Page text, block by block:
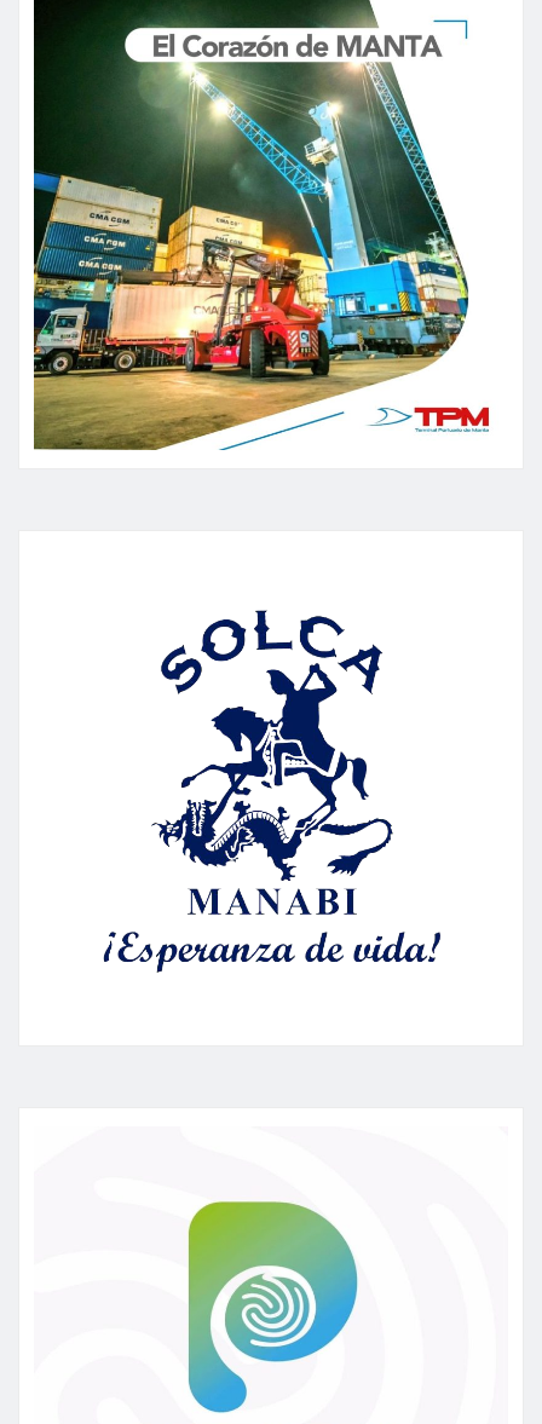
entradas